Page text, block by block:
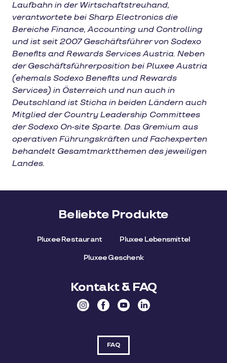
Laufbahn in der Wirtschaftstreuhand,
verantwortete bei Sharp Electronics die
Bereiche Finance, Accounting und Controlling
und ist seit 2007 Geschäftsführer von Sodexo
Benefits and Rewards Services Austria. Neben
der Geschäftsführerposition bei Pluxee Austria
(ehemals Sodexo Benefits und Rewards
Services) in Österreich und nun auch in
Deutschland ist Sticha in beiden Ländern auch
Mitglied der Country Leadership Committees
der Sodexo On-site Sparte. Das Gremium aus
operativen Führungskräften und Fachexperten
behandelt Gesamtmarktthemen des jeweiligen
Landes.
Beliebte Produkte
Pluxee Restaurant Pluxee Lebensmittel
Pluxee Geschenk
Kontakt & FAQ
FAQ